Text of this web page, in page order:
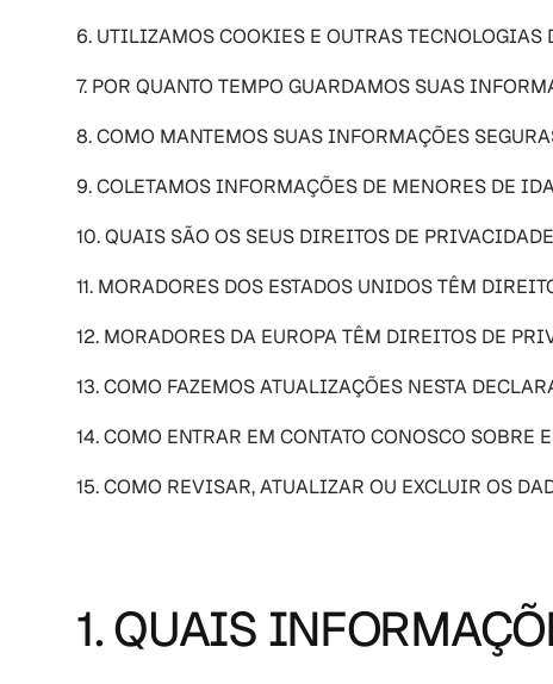
6. UTILIZAMOS COOKIES E OUTRAS TECNOLOGIAS
7. POR QUANTO TEMPO GUARDAMOS SUAS
8. COMO MANTEMOS SUAS INFORMAÇÕES
9. COLETAMOS INFORMAÇÕES DE MENORES DE
10. QUAIS SÃO OS SEUS DIREITOS DE
11. MORADORES DOS ESTADOS UNIDOS TÊM
12. MORADORES DA EUROPA TÊM DIREITOS DE
13. COMO FAZEMOS ATUALIZAÇÕES NESTA
14. COMO ENTRAR EM CONTATO CONOSCO SOBRE
15. COMO REVISAR, ATUALIZAR OU EXCLUIR OS
1. QUAIS